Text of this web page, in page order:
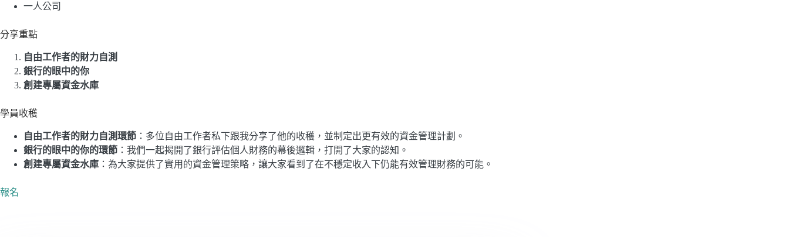
一人公司
分享重點
自由工作者的財力自測
銀行的眼中的你
創建專屬資金水庫
學員收穫
自由工作者的財力自測環節 ：多位自由工作者私下跟我分享了他的收穫，並制定出更有效的資金管理計劃。
銀行的眼中的你的環節 ：我們一起揭開了銀行評估個人財務的幕後邏輯，打開了大家的認知。
創建專屬資金水庫 ：為大家提供了實用的資金管理策略，讓大家看到了在不穩定收入下仍能有效管理財務的可能。
報名